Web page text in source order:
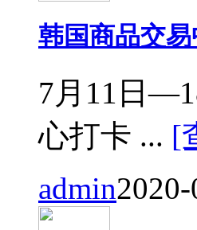
韩国商品交
7月11日
心打卡 ... [
admin